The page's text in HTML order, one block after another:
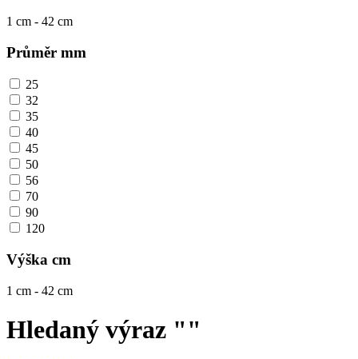
1 cm - 42 cm
Průměr mm
25
32
35
40
45
50
56
70
90
120
Výška cm
1 cm - 42 cm
Hledaný výraz ""